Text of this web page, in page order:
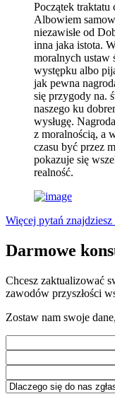
Początek traktatu
Albowiem
niezawisłe od
inna jaka istota.
moralnych ustaw
występku albo
jak pewna
się przygody na.
naszego ku
wysługę.
z moralnością, a
czasu być przez
pokazuje się
realność.
Więcej pytań
Darmowe
Chcesz zaktualizować
zawodów przyszłości
Zostaw nam swoje